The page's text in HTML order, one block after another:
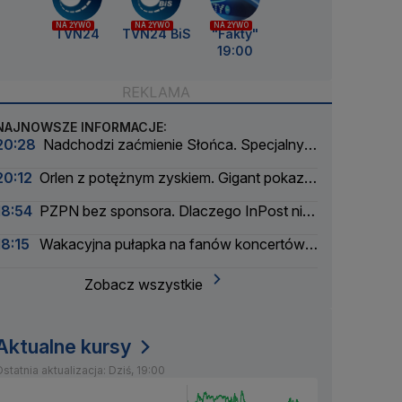
NA ŻYWO
TVN24
NA ŻYWO
TVN24 BiS
NA ŻYWO
"Fakty"
19:00
INFORMACJE:
Nadchodzi zaćmienie Słońca. Specjalny
Orlen z potężnym zyskiem. Gigant pokazał
PZPN bez sponsora. Dlaczego InPost nie
Wakacyjna pułapka na fanów koncertów.
Zobacz wszystkie
kursy
aktualizacja: Dziś, 19:00